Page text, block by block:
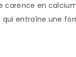
carence en
qui entraîne une